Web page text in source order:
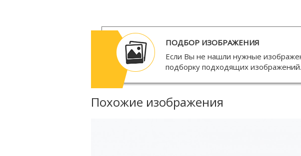
ПОДБОР ИЗОБРАЖЕНИЯ
Если Вы не нашли нужные
подборку подходящих изображений.
Похожие изображения